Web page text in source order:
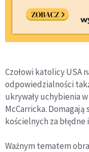
Czołowi katolicy USA
odpowiedzialności
ukrywały uchybienia
McCarricka.
kościelnych za
Ważnym tematem